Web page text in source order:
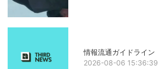
情報流通ガイドライン
2026-08-06 15:36:39